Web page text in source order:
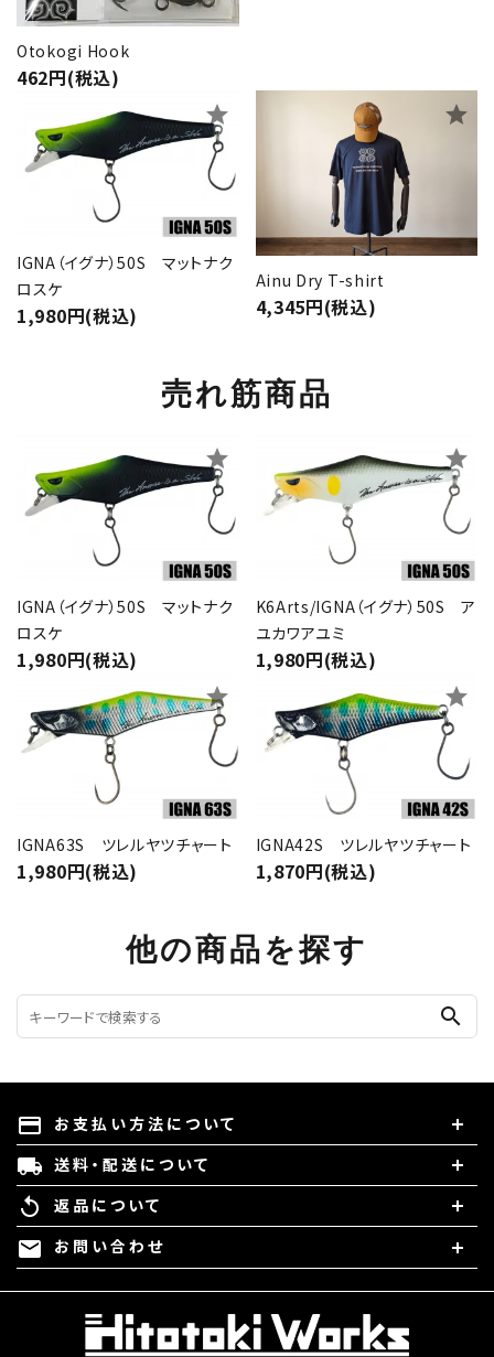
Otokogi Hook
462円(税込)
IGNA（イグナ）50S マットナク
ロスケ
1,980円(税込)
star
Ainu Dry T-shirt
4,345円(税込)
star
売れ筋商品
IGNA（イグナ）50S マットナク
ロスケ
1,980円(税込)
star
K6Arts/IGNA（イグナ）50S ア
ユカワアユミ
1,980円(税込)
star
IGNA63S ツレルヤツチャート
1,980円(税込)
star
IGNA42S ツレルヤツチャート
1,870円(税込)
star
他の商品を探す
search
payment お支払い方法について
local_shipping 送料・配送について
replay 返品について
mail お問い合わせ